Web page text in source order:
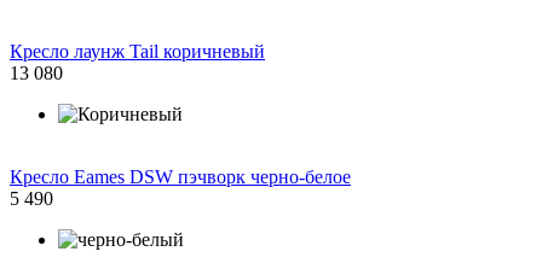
Кресло лаунж Tail коричневый
13 080
Кресло Eames DSW пэчворк черно-белое
5 490